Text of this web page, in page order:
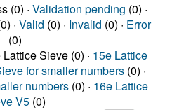
(0) · Validation pending (0) ·
· Valid (0) · Invalid (0) · Error
(0)
Lattice Sieve (0) · 15e Lattice
for smaller numbers (0) ·
numbers (0) · 16e Lattice
V5 (0)